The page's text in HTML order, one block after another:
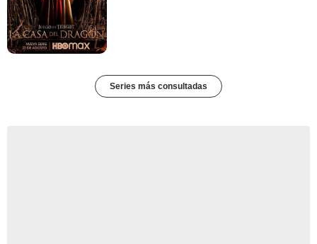
Series más consultadas